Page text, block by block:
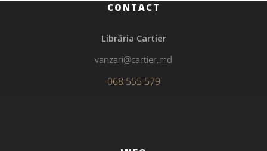
CONTACT
Librăria Cartier
vanzari@cartier.md
068 555 579